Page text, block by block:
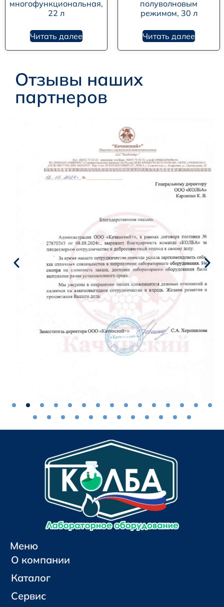
многофункциональная,
22 л
Читать далее
полуволновым
режимом, 30 л
Читать далее
Отзывы наших
партнеров
Меню
О компании
Каталог
Сервис